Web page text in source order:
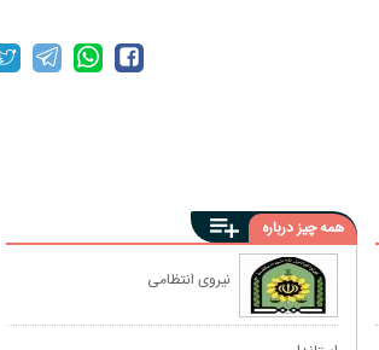
همه چیز درباره
نیروی انتظامی